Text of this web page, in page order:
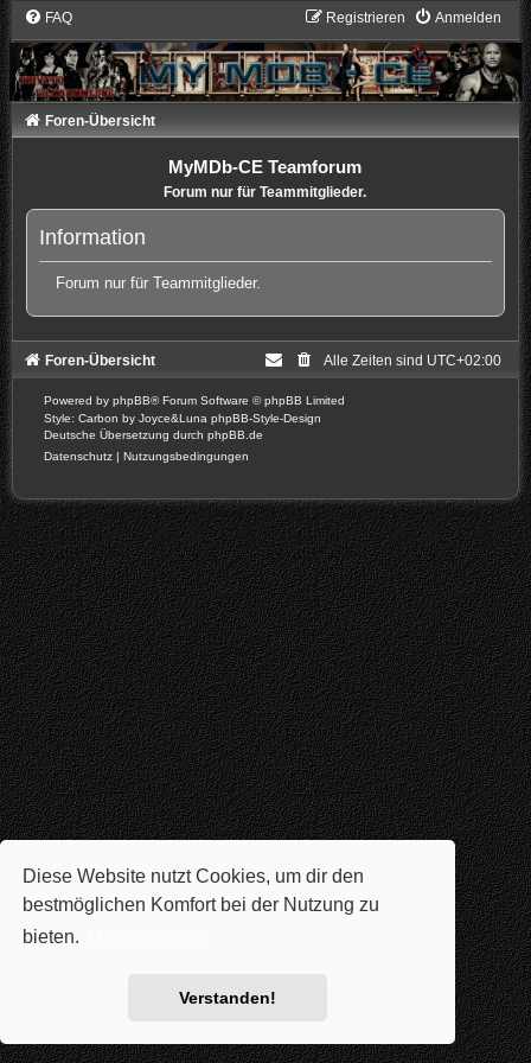
Diese Website nutzt Cookies, um dir den
bestmöglichen Komfort bei der Nutzung zu
bieten.
Verstanden!
FAQ Anmelden
Registrieren
Foren-Übersicht
MyMDb-CE Teamforum
Forum nur für Teammitglieder.
Information
Forum nur für Teammitglieder.
Foren-Übersicht Alle Zeiten sind UTC+02:00
Powered by phpBB® Forum Software © phpBB Limited
Style: Carbon by Joyce&Luna phpBB-Style-Design
Deutsche Übersetzung durch phpBB.de
Datenschutz | Nutzungsbedingungen